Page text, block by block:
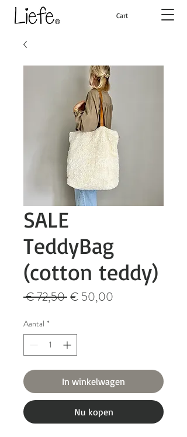
Cart
SALE
TeddyBag
(cotton teddy)
€ 72,50 Normale
€ 50,00
Aantal *
In winkelwagen
Nu kopen